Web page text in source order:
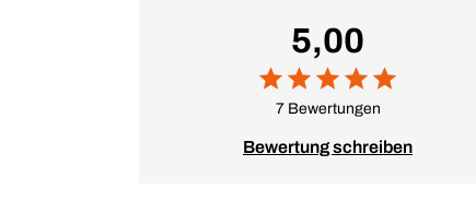
5,00
7 Bewertungen
Bewertung schreiben